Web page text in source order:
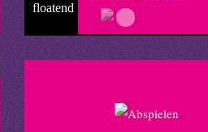
floatend